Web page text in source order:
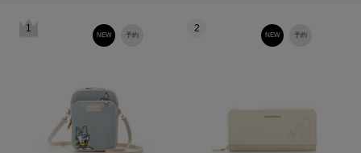
1
予約
NEW
2
予約
NEW